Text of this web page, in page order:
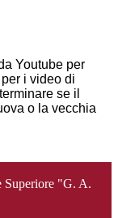
Youtube per
i video di
se il
o la vecchia
Superiore "G. A.